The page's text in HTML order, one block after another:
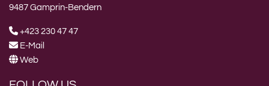
9487 Gamprin-Bendern
+423 230 47 47
E-Mail
Web